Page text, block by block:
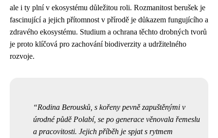
ale i ty plní v ekosystému důležitou roli. Rozmanitost berušek je
fascinující a jejich přítomnost v přírodě je důkazem fungujícího a
zdravého ekosystému. Studium a ochrana těchto drobných tvorů
je proto klíčová pro zachování biodiverzity a udržitelného
rozvoje.
Rodina Berousků, s kořeny pevně zapuštěnými v
úrodné půdě Polabí, se po generace věnovala řemeslu
a pracovitosti. Jejich příběh je spjat s rytmem